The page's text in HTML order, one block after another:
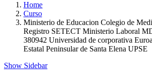
Home
Curso
Ministerio de Educacion Colegio de
Registro SETECT Ministerio Laboral
380942 Universidad de corporativa
Estatal Peninsular de Santa Elena UPSE
Show Sidebar